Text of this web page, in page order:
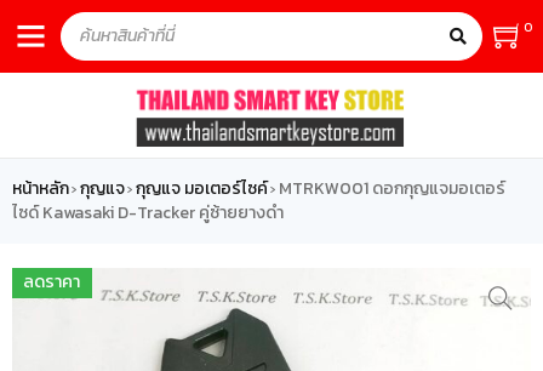
0
หน้าหลัก›กุญแจ›กุญแจ มอเตอร์ไซค์› MTRKW001 ดอกกุญแจมอเตอร์
ไซด์ Kawasaki D-Tracker คู่ซ้ายยางดำ
ลดราคา